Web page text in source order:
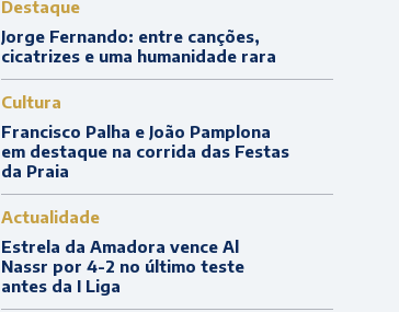
Destaque
Jorge Fernando: entre canções,
cicatrizes e uma humanidade rara
Cultura
Francisco Palha e João Pamplona
em destaque na corrida das Festas
da Praia
Actualidade
Estrela da Amadora vence Al
Nassr por 4-2 no último teste
antes da I Liga